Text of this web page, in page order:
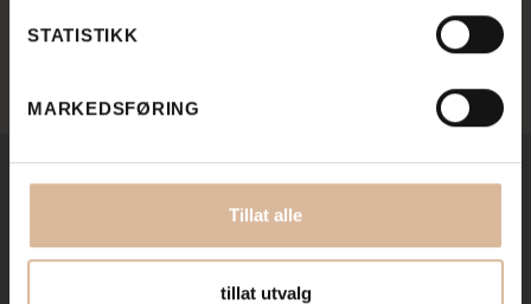
STATISTIKK
MARKEDSFØRING
Tillat alle
tillat utvalg
Relevante steintyper